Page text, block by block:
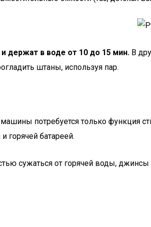
держат в воде от 10 до 15 мин. В
штаны, используя пар.
потребуется только функция
горячей батареей.
сужаться от горячей воды,